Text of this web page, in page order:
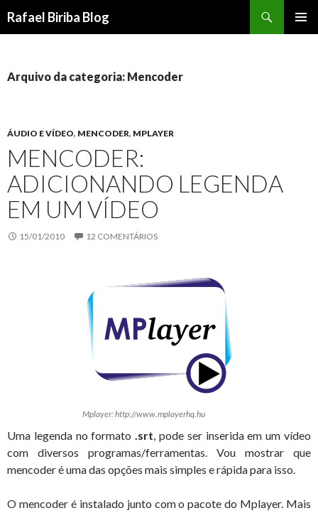
Rafael Biriba Blog
CONTEÚDO
Arquivo da categoria: Mencoder
ÁUDIO E VÍDEO, MENCODER, MPLAYER
MENCODER:
ADICIONANDO LEGENDA
EM UM VÍDEO
15/01/2010 12 COMENTÁRIOS
Mplayer: http://www.mplayerhq.hu
Uma legenda no formato.srt, pode ser inserida em um vídeo
com diversos programas/ferramentas. Vou mostrar que
mencoder é uma das opções mais simples e rápida para isso.
O mencoder é instalado junto com o pacote do Mplayer. Mais